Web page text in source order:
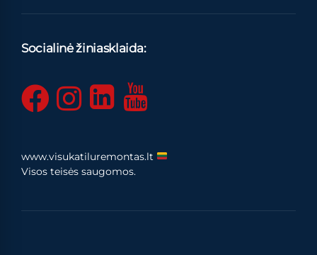
Socialinė žiniasklaida:
www.visukatiluremontas.lt
Visos teisės saugomos.